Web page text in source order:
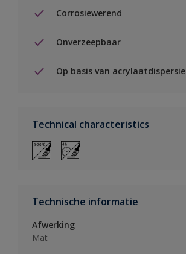
Corrosiewerend
Onverzeepbaar
Op basis van acrylaatdispersie
Technical characteristics
Technische informatie
Afwerking
Mat